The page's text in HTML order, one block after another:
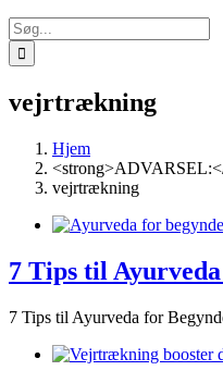
Søg
efter:
vejrtrækning
Hjem
vejrtrækning
7 Tips til
7 Tips til Ayurveda for